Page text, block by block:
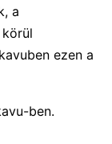
a
körül
ezen a
ben.